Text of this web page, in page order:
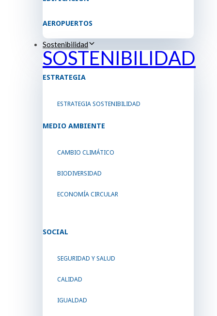
AEROPUERTOS
Sostenibilidad
SOSTENIBILIDAD
ESTRATEGIA
ESTRATEGIA SOSTENIBILIDAD
MEDIO AMBIENTE
CAMBIO CLIMÁTICO
BIODIVERSIDAD
ECONOMÍA CIRCULAR
SOCIAL
SEGURIDAD Y SALUD
CALIDAD
IGUALDAD